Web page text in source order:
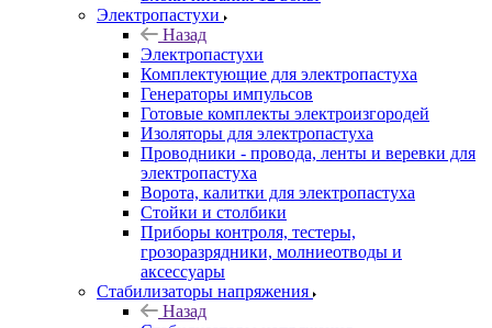
Электропастухи
Назад
Электропастухи
Комплектующие для электропастуха
Генераторы импульсов
Готовые комплекты электроизгородей
Изоляторы для электропастуха
Проводники - провода, ленты и веревки для
электропастуха
Ворота, калитки для электропастуха
Стойки и столбики
Приборы контроля, тестеры,
грозоразрядники, молниеотводы и
аксессуары
Стабилизаторы напряжения
Назад